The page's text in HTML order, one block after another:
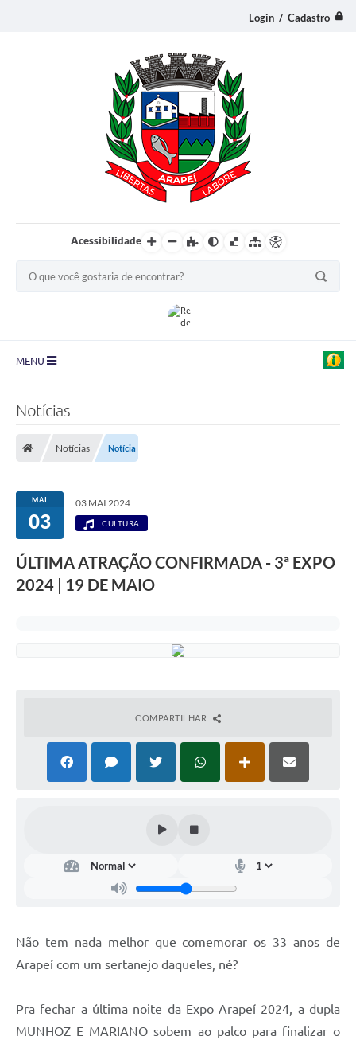
Login / Cadastro
Acessibilidade
MENU
Legislação
Turismo
Ouvidoria
Editais
Audiências Públicas
Telefones Úteis
Notícias
Notícias Notícia
MAI
03
03 MAI 2024
CULTURA
ÚLTIMA ATRAÇÃO CONFIRMADA - 3ª EXPO
2024 | 19 DE MAIO
COMPARTILHAR
Não tem nada melhor que comemorar os 33 anos de
Arapeí com um sertanejo daqueles, né?
Pra fechar a última noite da Expo Arapeí 2024, a dupla
MUNHOZ E MARIANO sobem ao palco para finalizar o